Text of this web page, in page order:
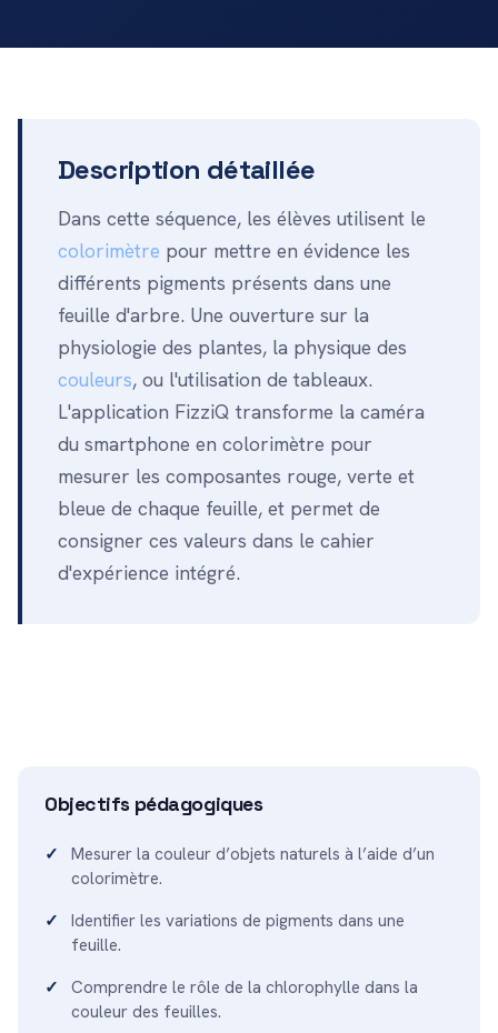
Description détaillée
Dans cette séquence, les élèves utilisent le
colorimètre pour mettre en évidence les
différents pigments présents dans une
feuille d'arbre. Une ouverture sur la
physiologie des plantes, la physique des
couleurs, ou l'utilisation de tableaux.
L'application FizziQ transforme la caméra
du smartphone en colorimètre pour
mesurer les composantes rouge, verte et
bleue de chaque feuille, et permet de
consigner ces valeurs dans le cahier
d'expérience intégré.
Objectifs pédagogiques
Mesurer la couleur d’objets naturels à l’aide d’un
colorimètre.
Identifier les variations de pigments dans une
feuille.
Comprendre le rôle de la chlorophylle dans la
couleur des feuilles.